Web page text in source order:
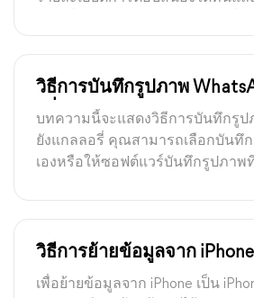
วิธีการบันทึกรูปภาพ
อรี่บน Android/iPhone
บทความนี้จะแสดงวิธีการบันทึกรูป
ยังแกลลอรี่ คุณสามารถเลือกบันทึ
เองหรือให้ซอฟต์แวร์บันทึกรูปภาพ
วิธีการย้ายข้อมูลจาก iPhone
| 5 วิธี
เพื่อย้ายข้อมูลจาก iPhone เป็น